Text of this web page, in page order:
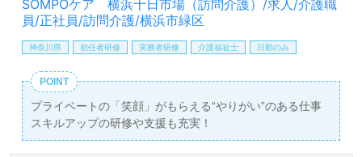
SOMPOケア 横浜十日市場（訪問介護）/求人/介護職
員/正社員/訪問介護/横浜市緑区
神奈川県 初任者研修 実務者研修 介護福祉士 日勤のみ
POINT
プライベートの「笑顔」がもらえる“やりがい”のある仕事
スキルアップの研修や支援も充実！